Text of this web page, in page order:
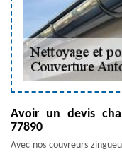
Avoir un devis
77890
Avec nos couvreurs